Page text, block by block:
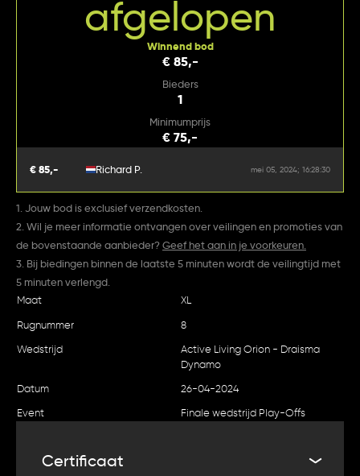
afgelopen
Winnend bod
€ 85,-
Bieders
1
Minimumprijs
€ 75,-
€ 85,- Richard P. mei 05, 2024; 16:28:30
1. Jouw bod is exclusief verzendkosten.
2. Wil je meer informatie ontvangen over veilingen en promoties van
de bovenstaande aanbieder?Geef het aan in je voorkeuren.
3. Bij biedingen binnen de laatste 5 minuten wordt de veilingtijd met
5 minuten verlengd.
Maat XL
Rugnummer
8
Wedstrijd
Active Living Orion - Draisma
Dynamo
Datum
26-04-2024
Event
Finale wedstrijd Play-Offs
Certificaat